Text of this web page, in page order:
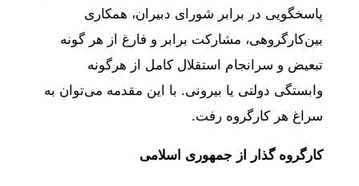
پاسخگویی در برابر شورای دبیران، همکاری
بین‌کارگروهی، مشارکت برابر و فارغ از هر گونه
تبعیض‌ و سرانجام استقلال کامل از هرگونه
وابستگی دولتی یا بیرونی. با این مقدمه می‌توان به
سراغ هر کارگروه رفت.
کارگروه گذار از جمهوری اسلامی